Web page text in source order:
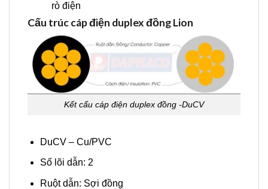
rò điện
Cấu trúc cáp điện duplex đồng Lion
Kết cấu cáp điện duplex đồng -DuCV
DuCV – Cu/PVC
Số lõi dẫn: 2
Ruột dẫn: Sợi đồng